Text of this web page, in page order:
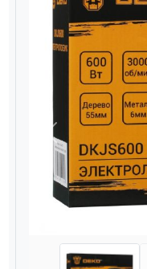
Назад